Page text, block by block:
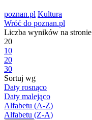
poznan.pl Kultura
Wróć do poznan.pl
Liczba wyników na stronie
20
10
20
30
Sortuj wg
Daty rosnąco
Daty malejąco
Alfabetu (A-Z)
Alfabetu (Z-A)